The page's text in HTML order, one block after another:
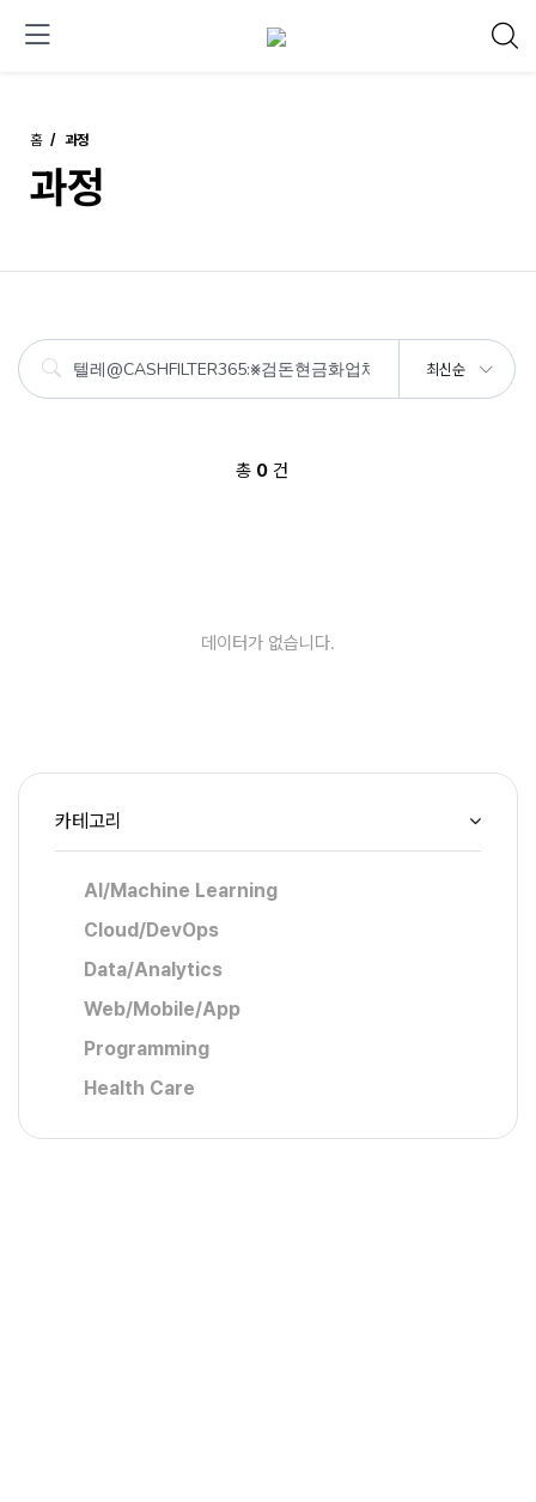
홈 과정
과정
최신순
총 0 건
데이터가 없습니다.
카테고리
AI/Machine Learning
Cloud/DevOps
Data/Analytics
Web/Mobile/App
Programming
Health Care